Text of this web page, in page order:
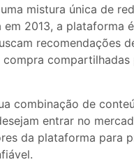
mistura única de
2013, a plataforma
recomendações
combinação de
entrar no
da plataforma para